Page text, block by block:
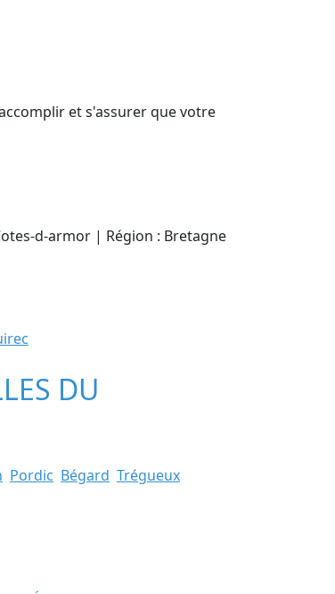
et s'assurer que votre
d-armor | Région : Bretagne
DU
Pordic Bégard Trégueux